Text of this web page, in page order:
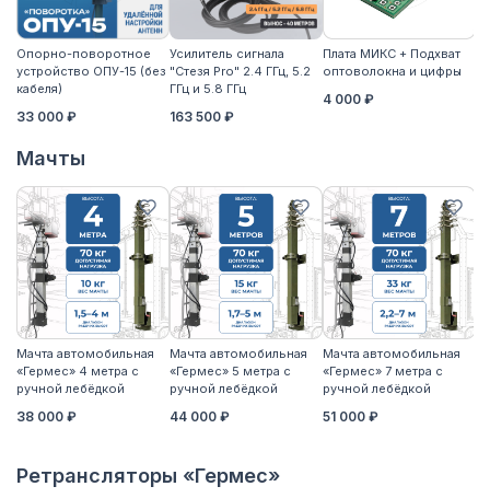
Опорно-поворотное
устройство ОПУ-15 (без
кабеля)
33 000 ₽
Усилитель сигнала
"Стезя Pro" 2.4 ГГц, 5.2
ГГц и 5.8 ГГц
163 500 ₽
Плата МИКС + Подхват
оптоволокна и цифры
4 000 ₽
Мачты
Мачта автомобильная
«Гермес» 4 метра с
ручной лебёдкой
38 000 ₽
Мачта автомобильная
«Гермес» 5 метра с
ручной лебёдкой
44 000 ₽
Мачта автомобильная
«Гермес» 7 метра с
ручной лебёдкой
51 000 ₽
Ретрансляторы «Гермес»